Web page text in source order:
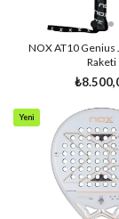
NOX AT10 Genius
Raketi
Yeni